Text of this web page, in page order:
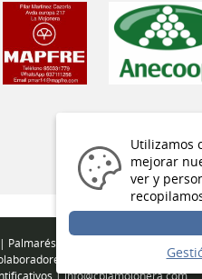
| Palmarés / Éxitos
|info@cblamojonera.com
Utilizamos
mejorar
ver y